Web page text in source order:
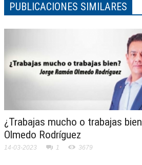
PUBLICACIONES SIMILARES
¿Trabajas mucho o trabajas
Olmedo Rodríguez
14-03-2023 1 3679